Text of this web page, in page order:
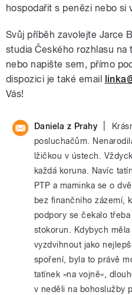
hospodařit s penězi nebo si
Svůj příběh zavolejte Jarce
studia Českého rozhlasu
nebo napište sem, přímo
dispozici je také email
Vás!
Daniela z Prahy
posluchačům.
lžičkou v ústech.
každá koruna. Navíc
PTP a maminka se o
bez finančního zázemí,
podpory se čekalo
stokorun. Kdybych
vyzdvihnout jako
spoření, byla to právě
tatínek »na vojně«,
v neděli na bohoslužby